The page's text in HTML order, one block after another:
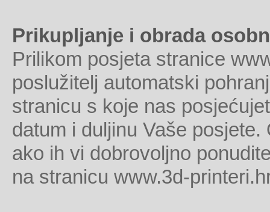
Prikupljanje i obrada
Prilikom posjeta stranice
poslužitelj automatski
stranicu s koje nas
datum i duljinu Vaše
ako ih vi dobrovoljno
na stranicu www.3d-